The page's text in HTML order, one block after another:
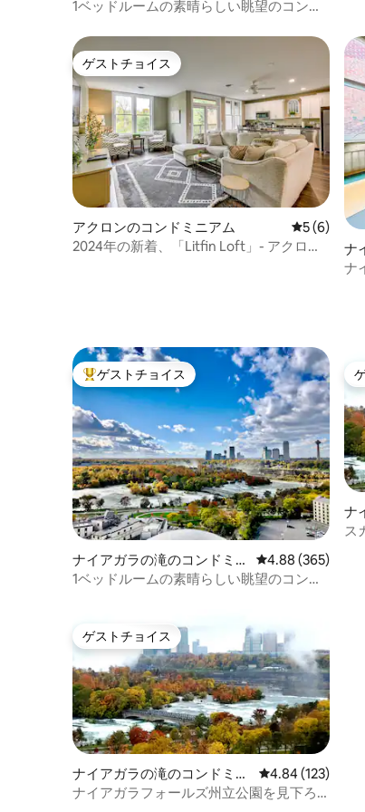
アム
1ベッドルームの素晴らしい眺望のコンド
ゲストチョイス
ゲストチョイス
アクロンのコンドミニアム レビュー6
5 (6)
2024年の新着、「Litfin Loft」- アクロン
ナ
ア
ナ
大好評のゲストチョイスです。
ゲストチョイス
ナイアガラの滝のコンドミニ
アム
レビュー365件、
4.88 (365)
1ベッドルームの素晴らしい眺望のコンド
ナ
ア
ス
ゲストチョイス
ゲストチョイス
ナイアガラの滝のコンドミニ
アム
レビュー123件、
4.84 (123)
ナイアガラフォールズ州立公園を見下ろ